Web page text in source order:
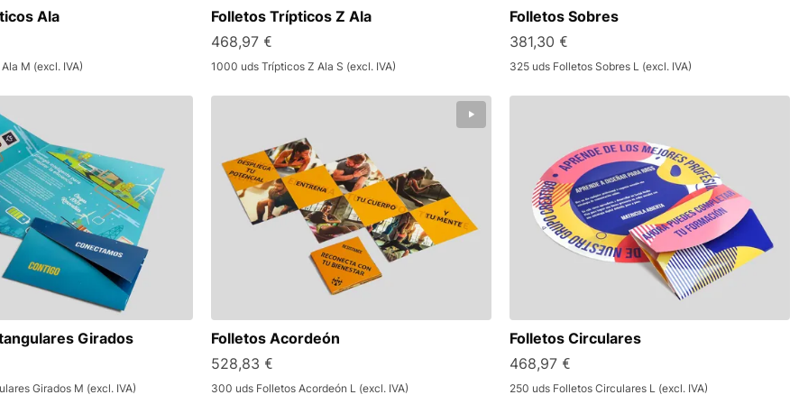
Ala
M (excl. IVA)
Folletos Trípticos Z Ala
468,97 €
1000 uds Trípticos Z Ala S (excl. IVA)
Folletos Sobres
381,30 €
325 uds Folletos Sobres L (excl. IVA)
Girados
Girados M (excl. IVA)
Folletos Acordeón
528,83 €
300 uds Folletos Acordeón L (excl. IVA)
Folletos Circulares
468,97 €
250 uds Folletos Circulares L (excl. IVA)